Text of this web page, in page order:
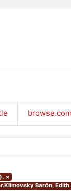
×
Barón, Edith